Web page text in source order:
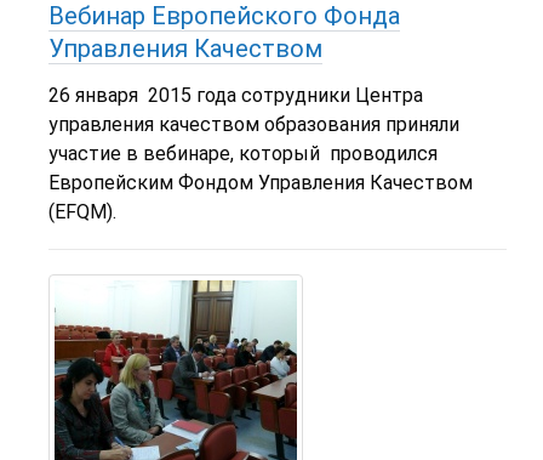
Вебинар Европейского Фонда
Управления Качеством
26 января 2015 года сотрудники Центра
управления качеством образования приняли
участие в вебинаре, который проводился
Европейским Фондом Управления Качеством
(EFQM).